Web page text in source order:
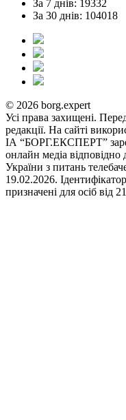
За 7 днів: 19332
За 30 днів: 104018
© 2026 borg.expert
Усі права захищені.
редакції. На сайті
ІА “БОРГ.ЕКСПЕРТ”
онлайн медіа
України з питань
19.02.2026.
призначені для осіб від